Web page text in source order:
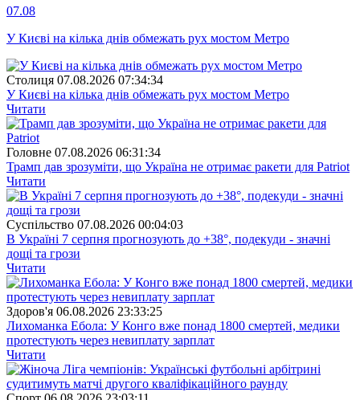
07.08
У Києві на кілька днів обмежать рух мостом Метро
Столиця 07.08.2026 07:34:34
У Києві на кілька днів обмежать рух мостом Метро
Читати
Головне 07.08.2026 06:31:34
Трамп дав зрозуміти, що Україна не отримає ракети для Patriot
Читати
Суспiльство 07.08.2026 00:04:03
В Україні 7 серпня прогнозують до +38°, подекуди - значні
дощі та грози
Читати
Здоров'я 06.08.2026 23:33:25
Лихоманка Ебола: У Конго вже понад 1800 смертей, медики
протестують через невиплату зарплат
Читати